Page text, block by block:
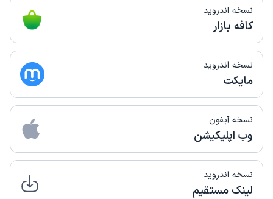
نسخه اندروید
کافه بازار
نسخه اندروید
مایکت
نسخه آیفون
وب اپلیکیشن
نسخه اندروید
لینک مستقیم